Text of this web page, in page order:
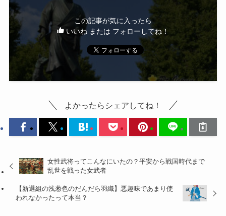
この記事が気に入ったら
いいね または フォローしてね！
よかったらシェアしてね！
女性武将ってこんなにいたの？平安から戦国時代まで
乱世を戦った女武者
【新選組の浅葱色のだんだら羽織】悪趣味であまり使
われなかったって本当？